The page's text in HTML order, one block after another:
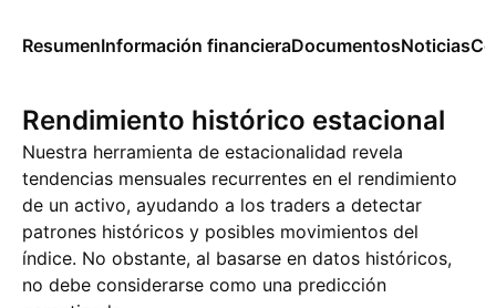
ResumenInformación financieraDocumentosNoticias
Rendimiento histórico estacional
Nuestra herramienta de estacionalidad revela
tendencias mensuales recurrentes en el rendimiento
de un activo, ayudando a los traders a detectar
patrones históricos y posibles movimientos del
índice. No obstante, al basarse en datos históricos,
no debe considerarse como una predicción